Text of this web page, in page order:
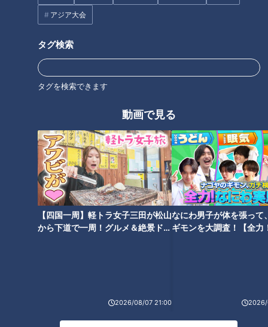
アジア大会
タグ検索
タグを検索できます
動画で見る
【四国一周】軽トラ女子三田が松山
から下道で一周！グルメ＆絶景ドラ
2026/08/07 21:00
なにわ男子が体を張って
ギモンを大調査！【全力
2026/
「BLTサンド」の作り方【キユ
ーピー３分クッキング】
き」の作り方【キユーピー３分
クッキング】
「しめあじと新玉ねぎのサラ
ダ」の作り方【キユーピー３分
クッキング】
「わかめと桜えびの焼きがん
も」の作り方【キユーピー３分
クッキング】